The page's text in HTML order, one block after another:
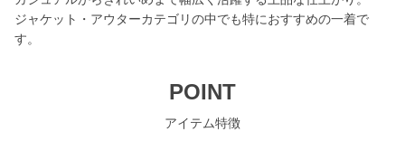
ジャケット・アウターカテゴリの中でも特におすすめの一着で
す。
POINT
アイテム特徴